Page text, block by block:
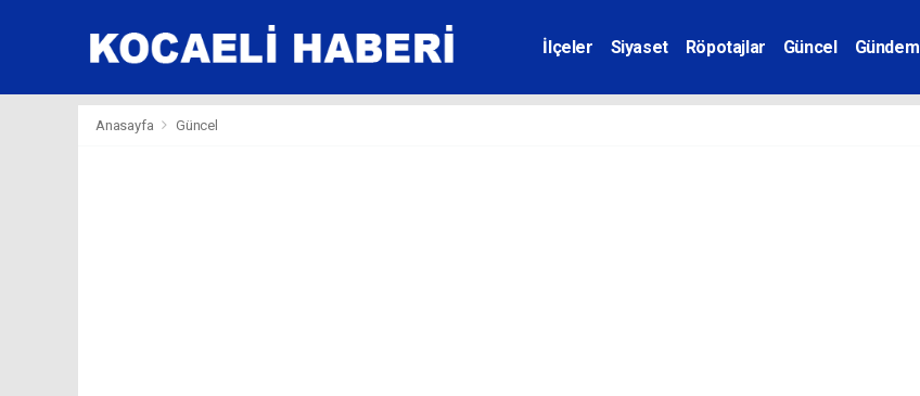
İlçeler Siyaset Röpotajlar Güncel Gündem
Anasayfa Güncel